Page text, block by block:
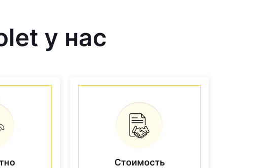
у нас
Стоимость